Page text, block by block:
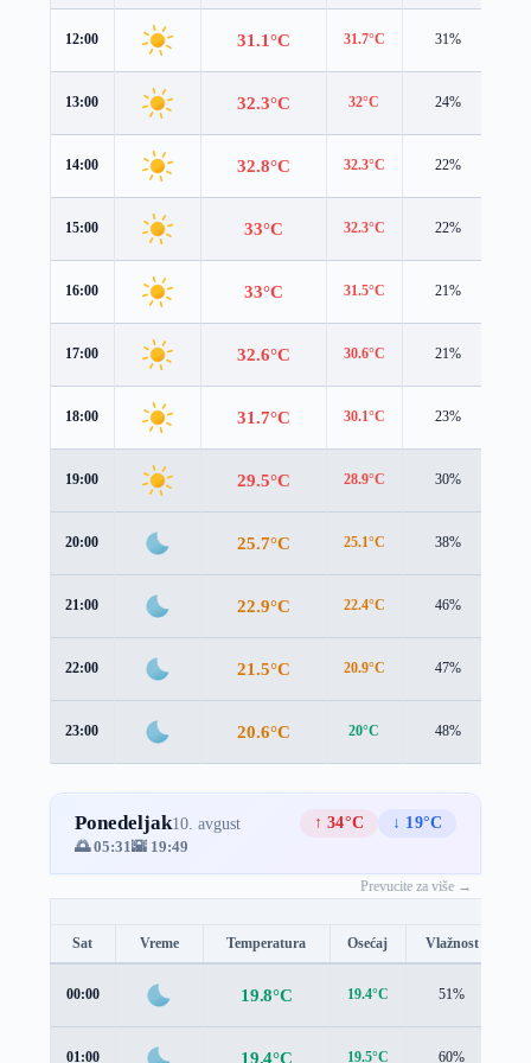
12:00 31.1°C 31.7°C 31%
13:00 32.3°C 32°C 24%
14:00 32.8°C 32.3°C 22%
15:00 33°C 32.3°C 22%
16:00 33°C 31.5°C 21%
17:00 32.6°C 30.6°C 21%
18:00 31.7°C 30.1°C 23%
19:00 29.5°C 28.9°C 30%
20:00 25.7°C 25.1°C 38%
21:00 22.9°C 22.4°C 46%
22:00 21.5°C 20.9°C 47%
23:00 20.6°C 20°C 48%
Ponedeljak10. avgust ↑ 34°C
↓ 19°C
🌅 05:31🌇 19:49
Prevucite za više →
Sat Vreme Temperatura Osećaj Vlažnost
00:00 19.8°C 19.4°C 51%
01:00 19.4°C 19.5°C 60%